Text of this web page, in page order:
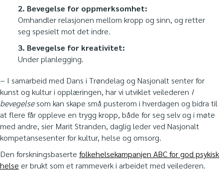
2. Bevegelse for oppmerksomhet:
Omhandler relasjonen mellom kropp og sinn, og retter
seg spesielt mot det indre.
3. Bevegelse for kreativitet:
Under planlegging.
− I samarbeid med Dans i Trøndelag og Nasjonalt senter for
kunst og kultur i opplæringen, har vi utviklet veilederen I
bevegelsesom kan skape små pusterom i hverdagen og bidra til
at flere får oppleve en trygg kropp, både for seg selv og i møte
med andre, sier Marit Stranden, daglig leder ved Nasjonalt
kompetansesenter for kultur, helse og omsorg.
Den forskningsbaserte folkehelsekampanjen ABC for god psykisk
helse er brukt som et rammeverk i arbeidet med veilederen.